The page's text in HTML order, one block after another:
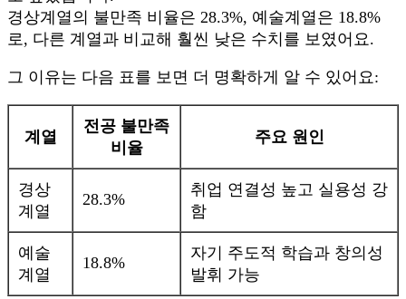
경상계열의 불만족 비율은 28.3%, 예술계열은 18.8%
로, 다른 계열과 비교해 훨씬 낮은 수치를 보였어요.
그 이유는 다음 표를 보면 더 명확하게 알 수 있어요:
계열
전공 불만족
비율
주요 원인
경상
계열
28.3%
취업 연결성 높고 실용성 강
함
예술
계열
18.8%
자기 주도적 학습과 창의성
발휘 가능